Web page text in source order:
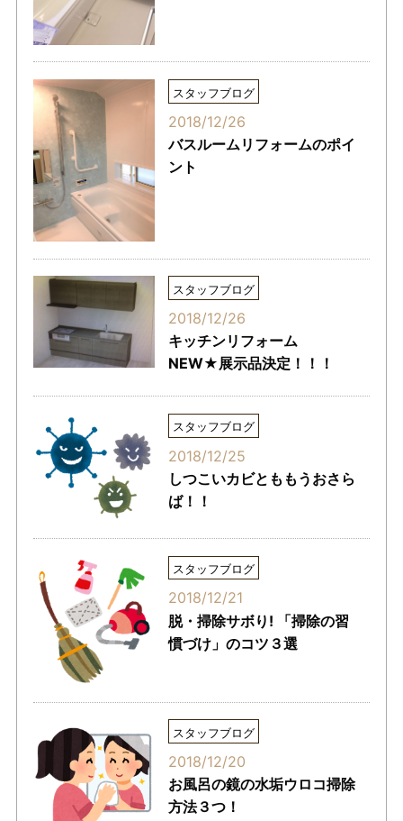
スタッフブログ
2018/12/26
バスルームリフォームのポイ
ント
スタッフブログ
2018/12/26
キッチンリフォーム
NEW★展示品決定！！！
スタッフブログ
2018/12/25
しつこいカビとももうおさら
ば！！
スタッフブログ
2018/12/21
脱・掃除サボり! 「掃除の習
慣づけ」のコツ３選
スタッフブログ
2018/12/20
お風呂の鏡の水垢ウロコ掃除
方法３つ！